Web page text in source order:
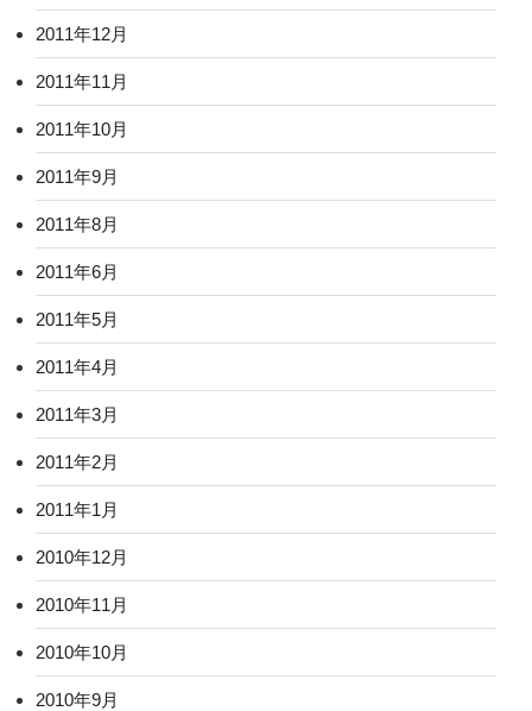
2011年12月
2011年11月
2011年10月
2011年9月
2011年8月
2011年6月
2011年5月
2011年4月
2011年3月
2011年2月
2011年1月
2010年12月
2010年11月
2010年10月
2010年9月